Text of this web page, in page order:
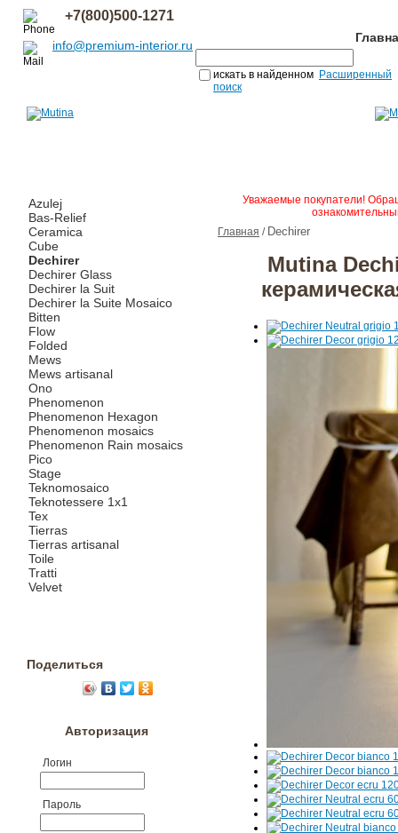
+7(800)500-1271
info@premium-interior.ru
искать в найденном Расширенный
поиск
Azulej
Bas-Relief
Ceramica
Cube
Dechirer
Dechirer Glass
Dechirer la Suit
Dechirer la Suite Mosaico
Bitten
Flow
Folded
Mews
Mews artisanal
Ono
Phenomenon
Phenomenon Hexagon
Phenomenon mosaics
Phenomenon Rain mosaics
Pico
Stage
Teknomosaico
Teknotessere 1x1
Tex
Tierras
Tierras artisanal
Toile
Tratti
Velvet
Поделиться
Авторизация
Логин
Пароль
Уважаемые покупатели!
Главная / Dechirer
Mutina